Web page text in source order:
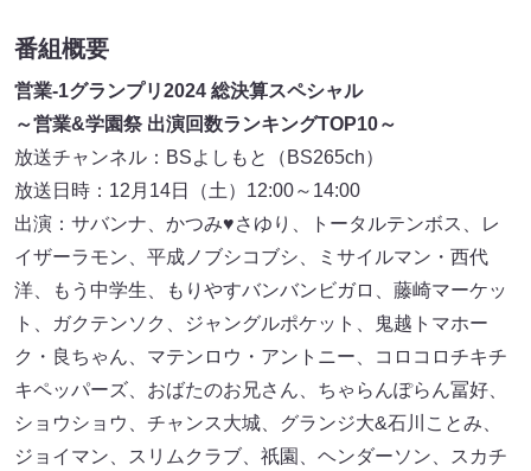
番組概要
営業-1グランプリ2024 総決算スペシャル
～営業&学園祭 出演回数ランキングTOP10～
放送チャンネル：BSよしもと（BS265ch）
放送日時：12月14日（土）12:00～14:00
出演：サバンナ、かつみ♥さゆり、トータルテンボス、レ
イザーラモン、平成ノブシコブシ、ミサイルマン・西代
洋、もう中学生、もりやすバンバンビガロ、藤崎マーケッ
ト、ガクテンソク、ジャングルポケット、鬼越トマホー
ク・良ちゃん、マテンロウ・アントニー、コロコロチキチ
キペッパーズ、おばたのお兄さん、ちゃらんぽらん冨好、
ショウショウ、チャンス大城、グランジ大&石川ことみ、
ジョイマン、スリムクラブ、祇園、ヘンダーソン、スカチ